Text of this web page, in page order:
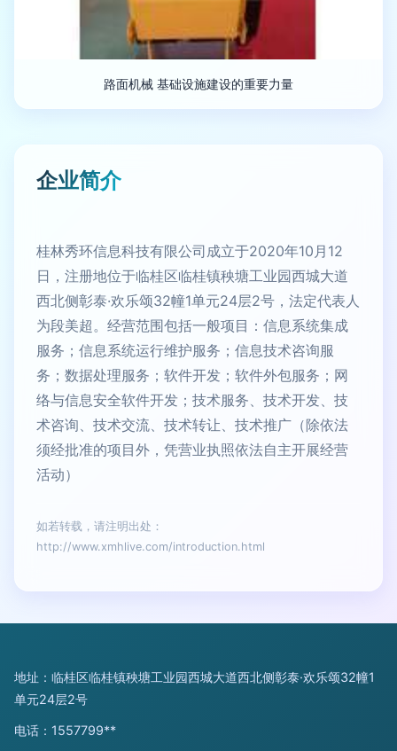
路面机械 基础设施建设的重要力量
企业简介
桂林秀环信息科技有限公司成立于2020年10月12
日，注册地位于临桂区临桂镇秧塘工业园西城大道
西北侧彰泰·欢乐颂32幢1单元24层2号，法定代表人
为段美超。经营范围包括一般项目：信息系统集成
服务；信息系统运行维护服务；信息技术咨询服
务；数据处理服务；软件开发；软件外包服务；网
络与信息安全软件开发；技术服务、技术开发、技
术咨询、技术交流、技术转让、技术推广（除依法
须经批准的项目外，凭营业执照依法自主开展经营
活动）
如若转载，请注明出处：
http://www.xmhlive.com/introduction.html
地址：临桂区临桂镇秧塘工业园西城大道西北侧彰泰·欢乐颂32幢1
单元24层2号
电话：1557799**